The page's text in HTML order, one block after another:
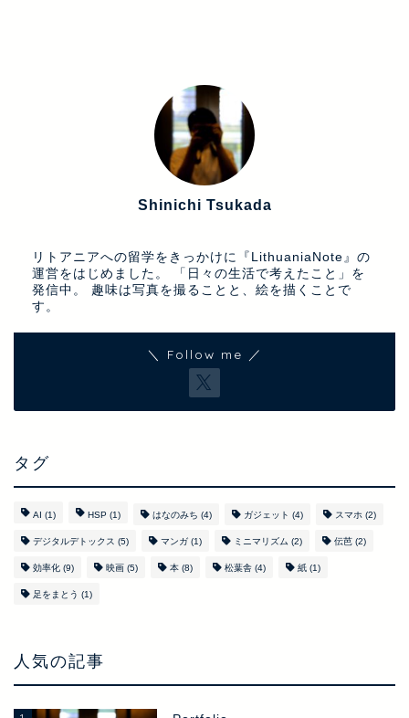
Shinichi Tsukada
リトアニアへの留学をきっかけに『LithuaniaNote』の
運営をはじめました。 「日々の生活で考えたこと」を
発信中。 趣味は写真を撮ることと、絵を描くことで
す。
＼ Follow me ／
タグ
AI (1) HSP (1) はなのみち (4) ガジェット (4) スマホ (2)
デジタルデトックス (5) マンガ (1) ミニマリズム (2) 伝芭 (2)
効率化 (9) 映画 (5) 本 (8) 松葉舎 (4) 紙 (1)
足をまとう (1)
人気の記事